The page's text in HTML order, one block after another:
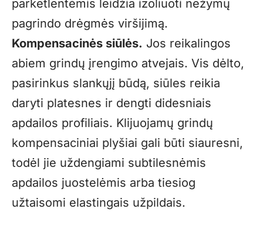
parketlentėmis leidžia izoliuoti nežymų
pagrindo drėgmės viršijimą.
Kompensacinės siūlės. Jos reikalingos
abiem grindų įrengimo atvejais. Vis dėlto,
pasirinkus slankųjį būdą, siūles reikia
daryti platesnes ir dengti didesniais
apdailos profiliais. Klijuojamų grindų
kompensaciniai plyšiai gali būti siauresni,
todėl jie uždengiami subtilesnėmis
apdailos juostelėmis arba tiesiog
užtaisomi elastingais užpildais.